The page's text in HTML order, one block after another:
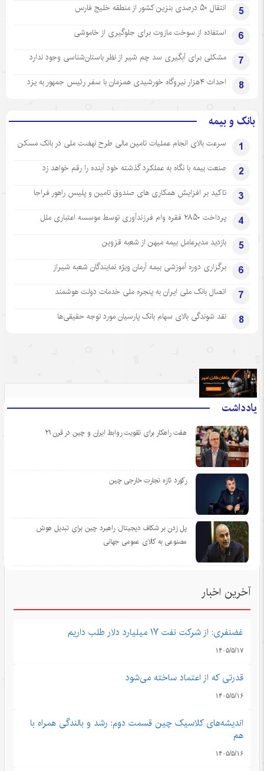
5 انتقال ۵۰ درصدی بنزین کشور از منطقه خلیج فارس
6 استفاده از سوخت مازوت برای جلوگیری از خاموشی
7 مشکلی برای آبگیری سد چم شیر از نظر باستان‌شناسی وجود ندارد
8 احداث ۴هزار نیروگاه خورشیدی همزمان با سفر رئیس جمهور به یزد
بانک و بیمه
1 سرعت بالای انجام عملیات تامین مالی طرح نهضت ملی در بانک مسکن
2 صنعت بیمه با نگاه به عملکرد گذشته خود آینده را رقم خواهد زد
3 تاکید بر افزایش همکاری های صندوق تامین و پلیس راهور فراجا
4 پرداخت ۲۸۵۰ فقره وام فرزندآوری توسط موسسه اعتباری ملل
5 بازدید مدیرعامل بیمه میهن از شعبه قزوین
6 برگزاری دوره آموزشی بیمه آرمان ویژه نمایندگان شعبه شیراز
7 اتصال بانک ملی ایران به پنجره ملی خدمات دولت هوشمند
8 نقد شوندگی بالای سهام بانک پارسیان مورد توجه حقیقی‌ها
یادداشت
هفت راهکار برای تقویت روابط ایران و چین در قرن ۲۱
رکورد تازه تجارت خارجی چین
پل زدن بر شکاف دیجیتال: راهبرد چین برای تبدیل هوش
مصنوعی به کالای عمومی جهانی
.
آخرین اخبار
غضنفری: از شرکت نفت ۱۷ میلیارد دلار طلب داریم
۱۴۰۵/۵/۱۷
قدرتی که از اعتماد ساخته می‌شود
۱۴۰۵/۵/۱۶
اندیشه‌های کلاسیک چین قسمت دوم: رشد و بالندگی همراه با
هم
۱۴۰۵/۵/۱۶